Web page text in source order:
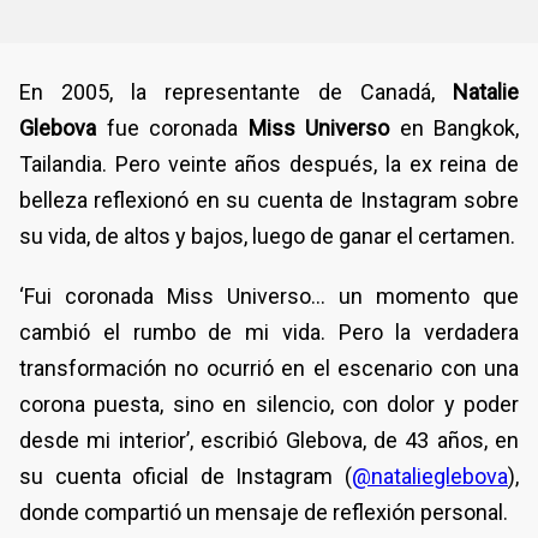
En 2005, la representante de Canadá, Natalie
Glebova fue coronada Miss Universoen Bangkok,
Tailandia. Pero veinte años después, la ex reina de
belleza reflexionó en su cuenta de Instagram sobre
su vida, de altos y bajos, luego de ganar el certamen.
‘Fui coronada Miss Universo... un momento que
cambió el rumbo de mi vida. Pero la verdadera
transformación no ocurrió en el escenario con una
corona puesta, sino en silencio, con dolor y poder
desde mi interior’, escribió Glebova, de 43 años, en
su cuenta oficial de Instagram (@natalieglebova),
donde compartió un mensaje de reflexión personal.